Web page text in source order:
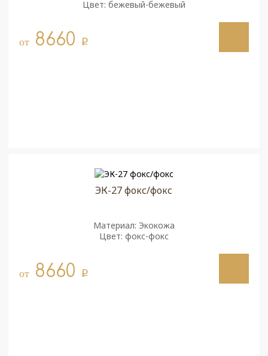
Цвет: бежевый-бежевый
от8660 q
ЭК-27 фокс/фокс
Материал: Экокожа
Цвет: фокс-фокс
от8660 q